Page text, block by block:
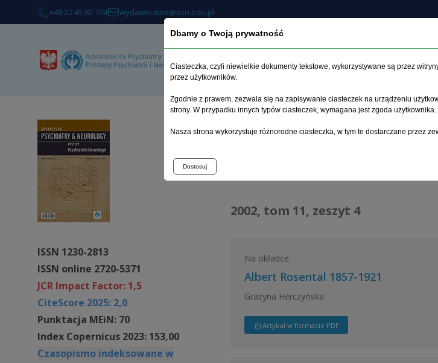
+48 22 45 82 704 wydawnictwo@ipin.edu.pl
O czasopiśmie Archiwum Etyka
ISSN 1230-2813
ISSN online 2720-5371
JCR Impact Factor: 1,5
CiteScore 2025: 2,0
Punktacja MEiN: 70
Index Copernicus 2023: 153,00
Czasopismo indeksowane w
Strona główna >Archiwum>zeszyt 4
2002, tom 11, zeszyt 4
Na okładce
Albert Rosental 1857-1921
Grażyna Herczyńska
Artykuł w formacie PDF
Dbamy o Twoją prywatność
Ciasteczka, czyli niewielkie dokumenty tekstowe, wykorzystywane są przez
przez użytkowników.
Zgodnie z prawem, zezwala się na zapisywanie ciasteczek na urządzeniu
strony. W przypadku innych typów ciasteczek, wymagana jest zgoda użytkownika.
Nasza strona wykorzystuje różnorodne ciasteczka, w tym te dostarczane przez
Dostosuj